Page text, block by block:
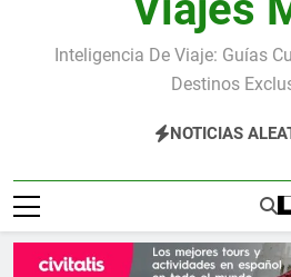
Inteligencia De Viaje: Guías
Destinos
NOTICIAS